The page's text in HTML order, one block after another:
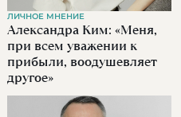
ЛИЧНОЕ МНЕНИЕ
Александра Ким: «Меня,
при всем уважении к
прибыли, воодушевляет
другое»